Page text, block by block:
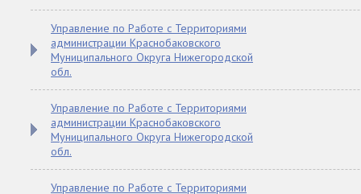
Управление по Работе с Территориями
администрации Краснобаковского
Муниципального Округа Нижегородской
обл.
Управление по Работе с Территориями
администрации Краснобаковского
Муниципального Округа Нижегородской
обл.
Управление по Работе с Территориями